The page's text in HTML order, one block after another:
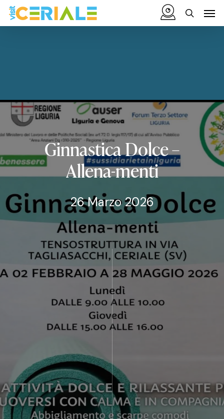
Vai
contenuto
GinnasticaDolce–
Allena-menti
26 Marzo 2026